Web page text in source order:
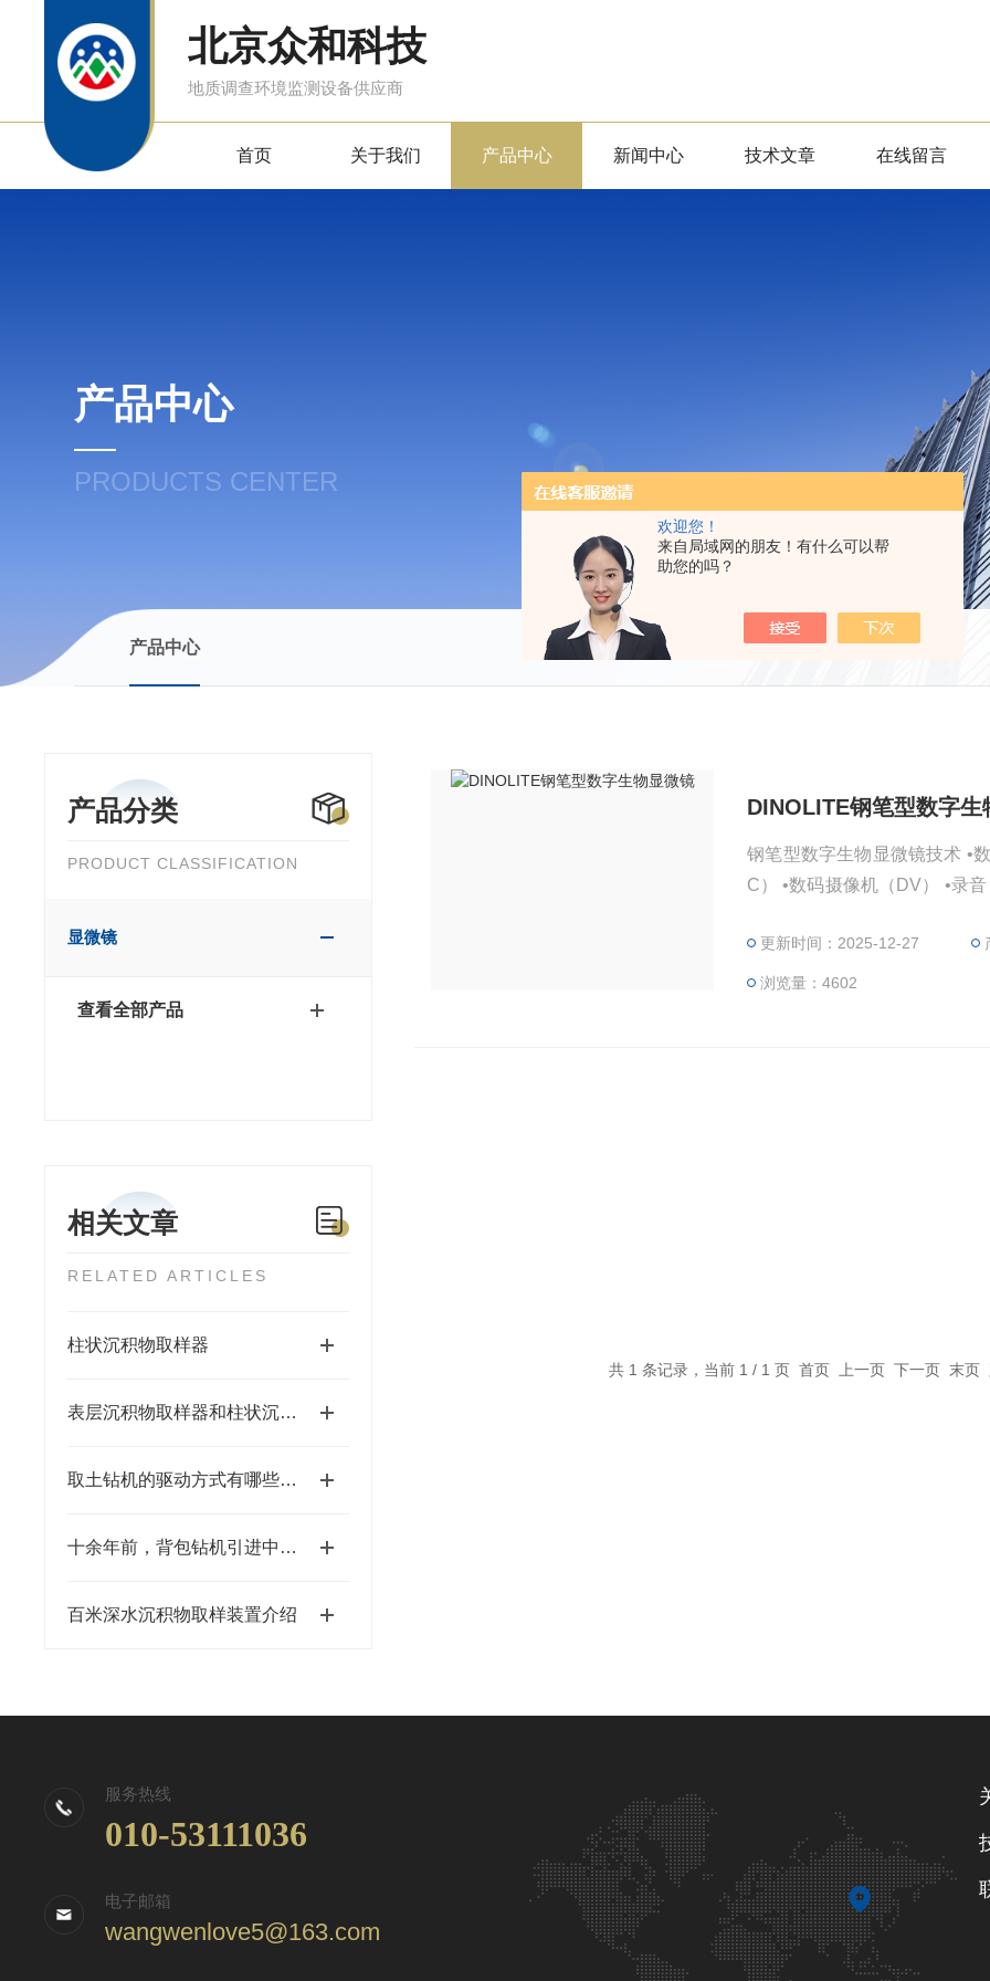
欢迎您！
来自局域网的朋友！有什么可以帮
助您的吗？
北京众和科技
地质调查环境监测设备供应商
首页 关于我们 产品中心 新闻中心 技术文章 在线留言
产品中心
PRODUCTS CENTER
产品中心
产品分类
PRODUCT CLASSIFICATION
显微镜
查看全部产品
相关文章
RELATED ARTICLES
柱状沉积物取样器
表层沉积物取样器和柱状沉积物采样器
取土钻机的驱动方式有哪些，各有何特点？
十余年前，背包钻机引进中国。如今，还有单位购买吗
百米深水沉积物取样装置介绍
DINOLITE钢笔型数字生
钢笔型数字生物显微镜技术 •
C） •数码摄像机（DV） •录音（RECORD） •测量技术（MEASUREMENT） •监视
数码显微 镜，*实现数码化
更新时间：2025-12-27
浏览量：4602
共 1 条记录，当前 1 / 1 页 首页 上一页 下一页 末页
服务热线
010-53111036
电子邮箱
wangwenlove5@163.com